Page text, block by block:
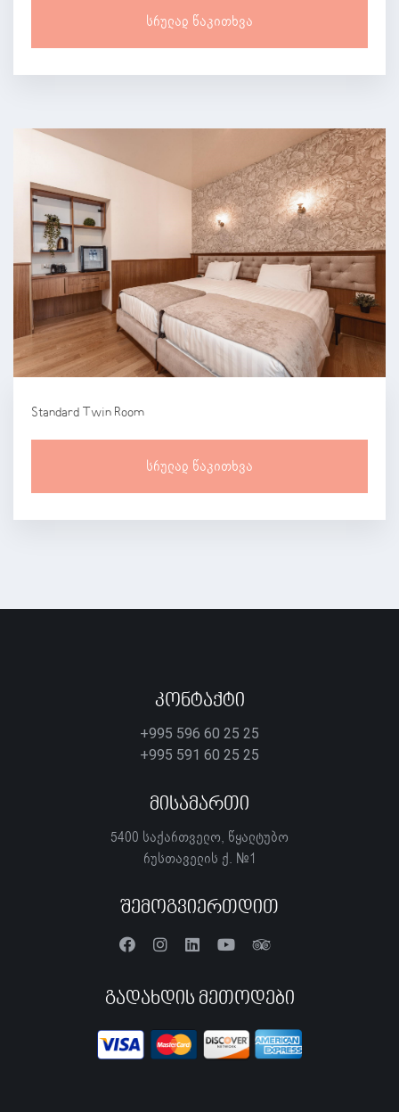
Სრულად Წაკითხვა
Standard Twin Room
Სრულად Წაკითხვა
Კონტაქტი
+995 596 60 25 25
+995 591 60 25 25
Მისამართი
5400 საქართველო, წყალტუბო
რუსთაველის ქ. №1
Შემოგვიერთდით
Გადახდის Მეთოდები